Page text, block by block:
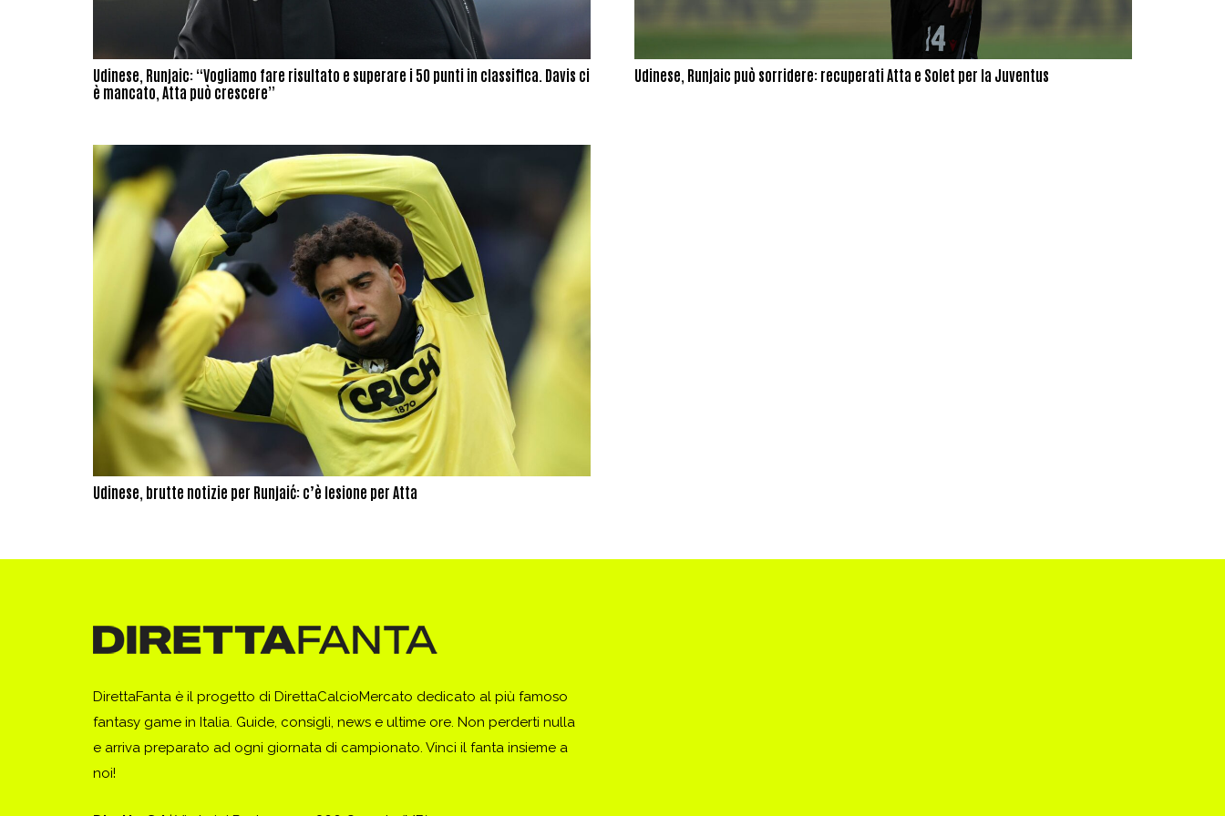
Udinese, Runjaic: “Vogliamo fare risultato e superare i 50 punti in classifica. Davis ci
è mancato, Atta può crescere”
Udinese, Runjaic può sorridere: recuperati Atta e Solet per la Juventus
Udinese, brutte notizie per Runjaić: c’è lesione per Atta
DirettaFanta è il progetto di DirettaCalcioMercato dedicato al più famoso
fantasy game in Italia. Guide, consigli, news e ultime ore. Non perderti nulla
e arriva preparato ad ogni giornata di campionato. Vinci il fanta insieme a
noi!